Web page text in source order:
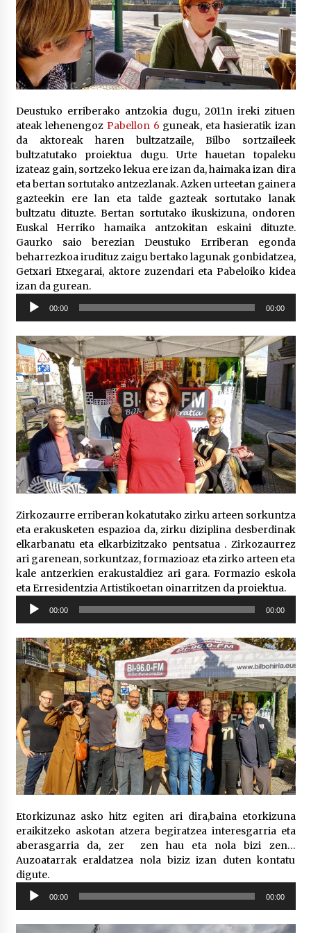
2026/07/03
MUSIBLA #297: Bide, Boards Of Canada, Somak,
Tiga, Twisted Teens, Underscores, Habia
2026/07/02
Deustuko erriberako antzokia dugu, 2011n ireki zituen
ateak lehenengoz Pabellon 6 guneak, eta hasieratik izan
da aktoreak haren bultzatzaile, Bilbo sortzaileek
bultzatutako proiektua dugu. Urte hauetan topaleku
izateaz gain, sortzeko lekua ere izan da, haimaka izan dira
eta bertan sortutako antzezlanak. Azken urteetan gainera
gazteekin ere lan eta talde gazteak sortutako lanak
bultzatu dituzte. Bertan sortutako ikuskizuna, ondoren
Euskal Herriko hamaika antzokitan eskaini dituzte.
Gaurko saio berezian Deustuko Erriberan egonda
beharrezkoa irudituz zaigu bertako lagunak gonbidatzea,
Getxari Etxegarai, aktore zuzendari eta Pabeloiko kidea
izan da gurean.
Soinu
erreproduzigailua
00:00 00:00
Zirkozaurre erriberan kokatutako zirku arteen sorkuntza
eta erakusketen espazioa da, zirku diziplina desberdinak
elkarbanatu eta elkarbizitzako pentsatua . Zirkozaurrez
ari garenean, sorkuntzaz, formazioaz eta zirko arteen eta
kale antzerkien erakustaldiez ari gara. Formazio eskola
eta Erresidentzia Artistikoetan oinarritzen da proiektua.
Soinu
erreproduzigailua
00:00 00:00
Etorkizunaz asko hitz egiten ari dira,baina etorkizuna
eraikitzeko askotan atzera begiratzea interesgarria eta
aberasgarria da, zer zen hau eta nola bizi zen…
Auzoatarrak eraldatzea nola biziz izan duten kontatu
digute.
Soinu
erreproduzigailua
00:00 00:00